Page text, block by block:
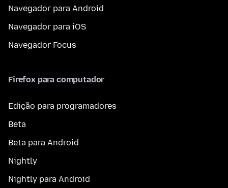
Navegador para Android
Navegador para iOS
Navegador Focus
Firefox para computador
Edição para programadores
Beta
Beta para Android
Nightly
Nightly para Android